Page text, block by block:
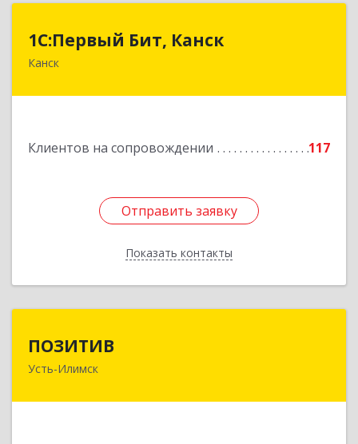
1С:Первый Бит, Канск
Канск
Клиентов на сопровождении 117
Отправить заявку
Показать контакты
Отправить заявку
Назад
ПОЗИТИВ
Усть-Илимск
666679, Иркутская обл, Усть-Илимск г, Дружбы